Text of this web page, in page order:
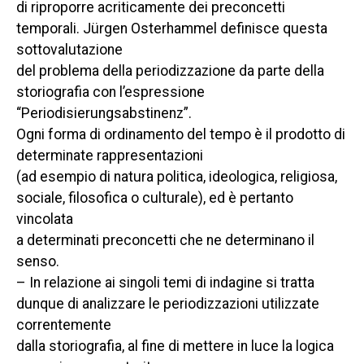
di riproporre acriticamente dei preconcetti
temporali. Jürgen Osterhammel definisce questa
sottovalutazione
del problema della periodizzazione da parte della
storiografia con l’espressione
“Periodisierungsabstinenz”.
Ogni forma di ordinamento del tempo è il prodotto di
determinate rappresentazioni
(ad esempio di natura politica, ideologica, religiosa,
sociale, filosofica o culturale), ed è pertanto
vincolata
a determinati preconcetti che ne determinano il
senso.
– In relazione ai singoli temi di indagine si tratta
dunque di analizzare le periodizzazioni utilizzate
correntemente
dalla storiografia, al fine di mettere in luce la logica